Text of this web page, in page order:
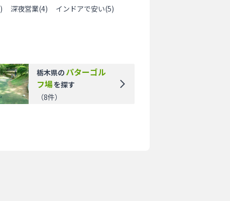
) 深夜営業(4) インドアで安い(5)
栃木県の パターゴル
フ場を探す
（8件）